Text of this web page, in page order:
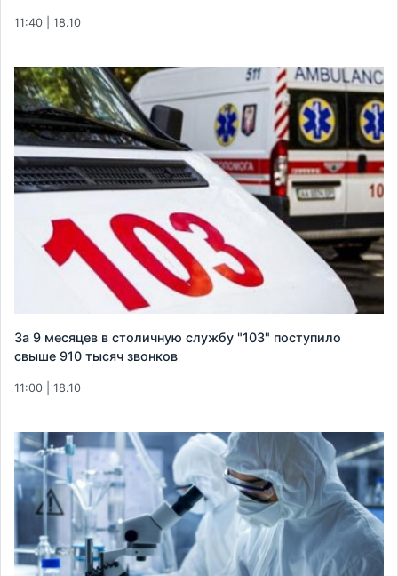
11:40 | 18.10
За 9 месяцев в столичную службу "103" поступило
свыше 910 тысяч звонков
11:00 | 18.10